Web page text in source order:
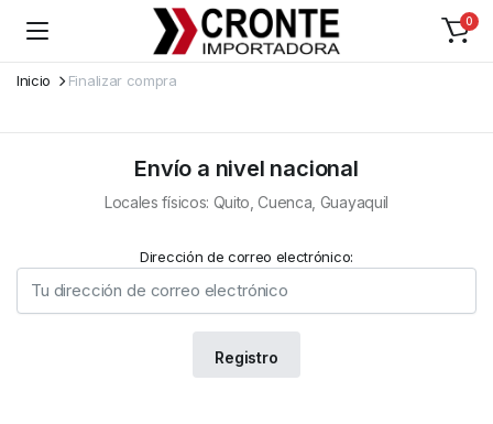
0
Inicio Finalizar compra
Envío a nivel nacional
Locales físicos: Quito, Cuenca, Guayaquil
Dirección de correo electrónico: